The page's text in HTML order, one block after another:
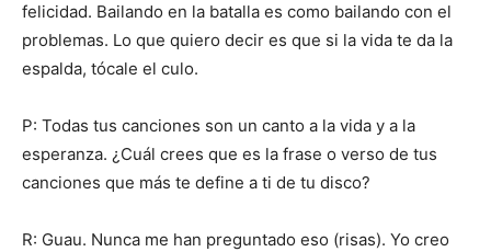
felicidad. Bailando en la batalla es como bailando con el
problemas. Lo que quiero decir es que si la vida te da la
espalda, tócale el culo.
P: Todas tus canciones son un canto a la vida y a la
esperanza. ¿Cuál crees que es la frase o verso de tus
canciones que más te define a ti de tu disco?
R: Guau. Nunca me han preguntado eso (risas). Yo creo